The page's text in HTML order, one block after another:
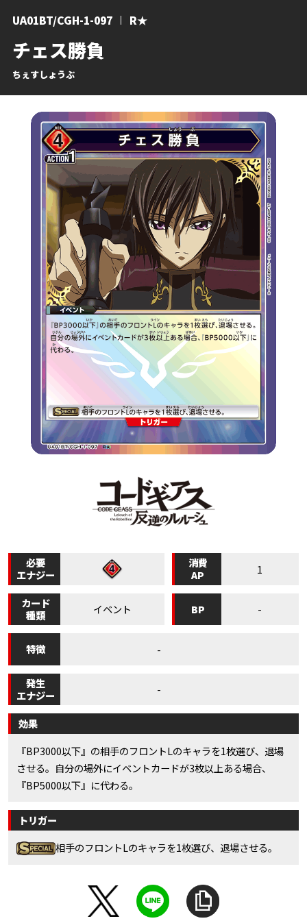
チェス勝負
ちぇすしょうぶ
UA01BT/CGH-1-097 R★
必要
エナジー
消費
AP
1
カード
種類
イベント BP -
特徴 -
発生
エナジー
-
効果
『BP3000以下』の相手のフロントLのキャラを1枚選び、退場
させる。自分の場外にイベントカードが3枚以上ある場合、
『BP5000以下』に代わる。
トリガー
相手のフロントLのキャラを1枚選び、退場させる。